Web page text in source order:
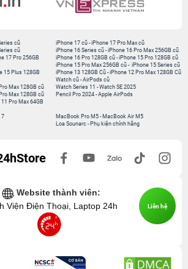
cũ
cũ
17 Pro 256GB
iPhone 17 cũ-iPhone 17 Pro Max cũ
iPhone 16 Series cũ- iPhone 16 Pro Max 256GB cũ
iPhone 16 Pro 128GB cũ-iPhone 15 Pro 128GB cũ
iPhone 15 Pro Max 256GB cũ- iPhone 15 Series cũ
15 Plus 128GB
Max 128GB cũ
Max 128GB cũ
Pro Max 64GB
iPhone 13 128GB Cũ-iPhone 12 Pro Max 128GB Cũ
Watch cũ-AirPods cũ
Watch Series 11 -Watch SE 2025
Pencil Pro 2024-Apple AirPods
7
MacBook Pro M5- MacBook Air M5
Loa Sounarc- Phụ kiện chính hãng
Website thành viên:
Viện Điện Thoại, Laptop 24h
Liên hệ